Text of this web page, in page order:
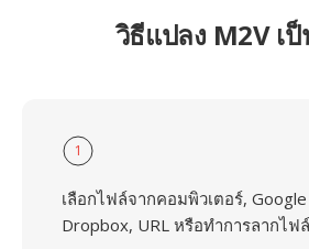
วิธีแปลง M2V เ
1
เลือกไฟล์จากคอมพิวเตอร์,
Dropbox, URL หรือทำการลากไฟ